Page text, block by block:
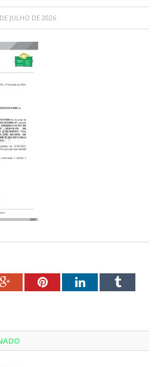
JULHO DE 2026
Google+PinterestLinkedInTumblr